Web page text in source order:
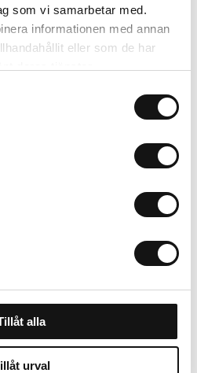
som vi samarbetar med.
informationen med annan
eller som de har
alla
urval
Algomin Flytande
tipsar